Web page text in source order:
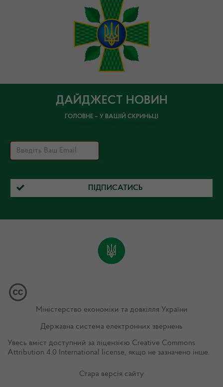
ДАЙДЖЕСТ НОВИН
ГОЛОВНЕ – У ВАШІЙ СКРИНЬЦІ
ПІДПИСАТИСЬ
Міністерство економіки та довкілля України
Державна система електронних звернень
Увесь вміст доступний за ліцензією Creative Commons
Attribution 4.0 International license, якщо не зазначено інше.
Стара версія сайту